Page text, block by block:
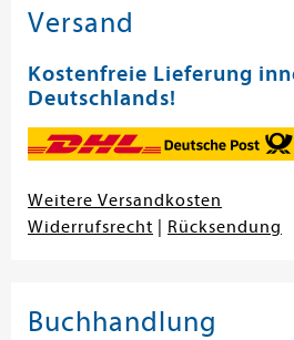
Versand
Kostenfreie Lieferung
Deutschlands!
Weitere Versandkosten
Widerrufsrecht
Rücksendung
Buchhandlung